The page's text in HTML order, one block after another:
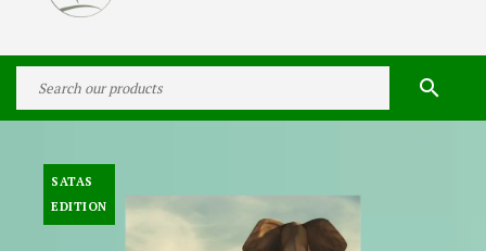

SATAS
EDITION